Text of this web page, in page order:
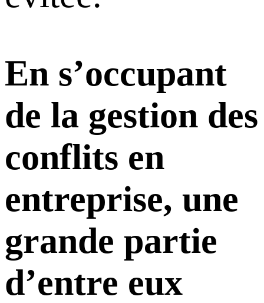
En s’occupant
de la gestion des
conflits en
entreprise, une
grande partie
d’entre eux